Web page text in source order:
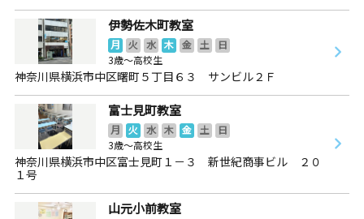
伊勢佐木町教室
月 火 水 木 金 土
日
3歳～高校生
神奈川県横浜市中区曙町５丁目６３ サンビル２Ｆ
富士見町教室
月 火 水 木 金 土
日
3歳～高校生
神奈川県横浜市中区富士見町１－３ 新世紀商事ビル ２０
１号
山元小前教室